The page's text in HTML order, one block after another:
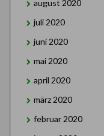
august 2020
juli 2020
juni 2020
mai 2020
april 2020
märz 2020
februar 2020